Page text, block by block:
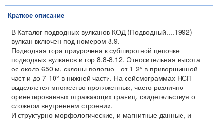
Краткое описание
В Каталог подводных вулканов КОД (Подводный...,1992)
вулкан включен под номером 8.9.
Подводная гора приурочена к субширотной цепочке
подводных вулканов и гор 8.8-8.12. Относительная высота
ее около 650 м, склоны пологие - от 1-2° в привершинной
част и до 7-10° в нижней части. На сейсмограммах НСП
выделяется множество протяженных, часто различно
ориентированных отражающих границ, свидетельствуя о
сложном внутреннем строении.
И структурно-морфологические, и магнитные данные, и